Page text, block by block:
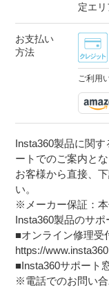
定エリ
お支払い
方法
ご利用
Insta360製品に関
ートでのご案内とな
お客様から直接、
い。
※メーカー保証：
Insta360製品のサポ
■オンライン修理受
https://
■Insta360サポート
※電話でのお問い